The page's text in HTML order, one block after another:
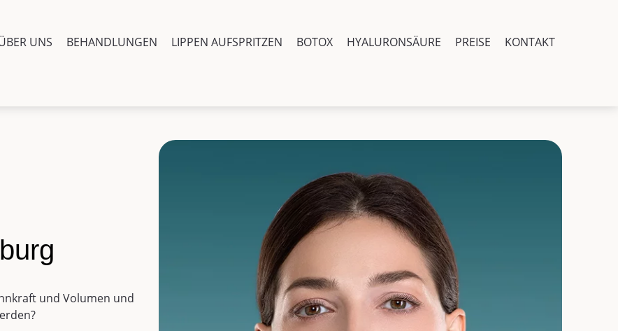
UNS BEHANDLUNGEN LIPPEN AUFSPRITZEN BOTOX HYALURONSÄURE PREISE KONTAKT
und Volumen und